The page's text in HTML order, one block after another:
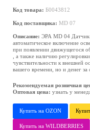
Код товара: Б0043812
Код поставщика: MD 07
Описание: ЭРА MD 04 Датчик
автоматическое включение
при появлении движущегося
, а также наличию
чувствительности к внешней
вашего времени, но и денег за
Рекомендуемая розничная
Оптовая цена: узнать у
Купить на OZON
Купить на WILDBERRIES